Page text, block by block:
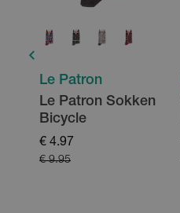
Le Patron
Le Patron Sokken
Bicycle
€ 9.95
€ 4.97